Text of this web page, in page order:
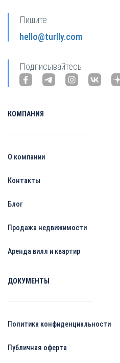
Пишите
hello@turlly.com
Подписывайтесь
КОМПАНИЯ
О компании
Контакты
Блог
Продажа недвижимости
Аренда вилл и квартир
ДОКУМЕНТЫ
Политика конфиденциальности
Публичная оферта